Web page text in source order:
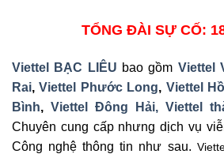
TỔNG ĐÀI SỰ CỐ:
Viettel BẠC LIÊU bao gồm Viettel
Rai,Viettel Phước Long, Viettel
Bình, Viettel Đông Hải, Viettel
Chuyên cung cấp nhưng dịch vụ
Công nghệ thông tin như sau.